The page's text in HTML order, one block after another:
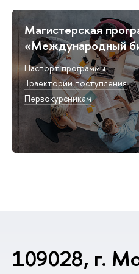
Магистерская
«Международный
Паспорт программы
Траектории поступления
Первокурсникам
109028, г.